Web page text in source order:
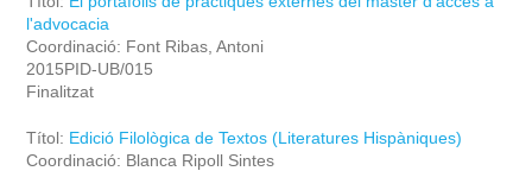
l'advocacia
Coordinació: Font Ribas, Antoni
2015PID-UB/015
Finalitzat
Títol: Edició Filològica de Textos (Literatures Hispàniques)
Coordinació: Blanca Ripoll Sintes